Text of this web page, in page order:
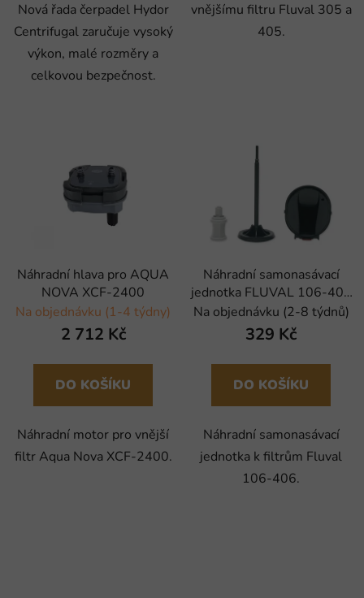
Nová řada čerpadel Hydor
Centrifugal zaručuje vysoký
výkon, malé rozměry a
celkovou bezpečnost.
vnějšímu filtru Fluval 305 a
405.
Náhradní hlava pro AQUA
NOVA XCF-2400
Na objednávku (1-4 týdny)
2 712 Kč
DO KOŠÍKU
Náhradní motor pro vnější
filtr Aqua Nova XCF-2400.
Náhradní samonasávací
jednotka FLUVAL 106-406
(1ks)
Na objednávku (2-8 týdnů)
329 Kč
DO KOŠÍKU
Náhradní samonasávací
jednotka k filtrům Fluval
106-406.